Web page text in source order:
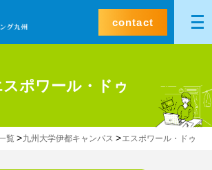
contact
スポワール・ドゥ
覧 九州大学伊都キャンパス エスポワール・ドゥ